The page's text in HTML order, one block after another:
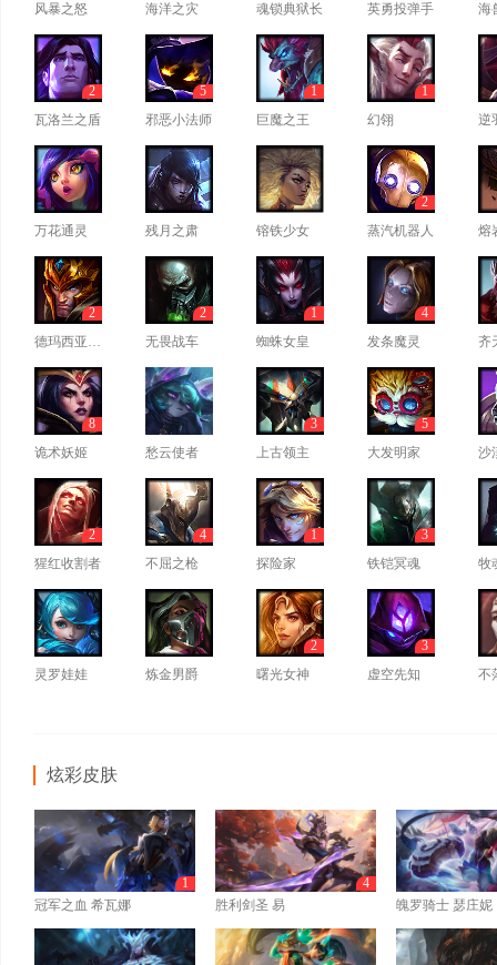
风暴之怒
海洋之灾
魂锁典狱长
英勇投弹手
海
瓦洛兰之盾
2
邪恶小法师
5
巨魔之王
1
幻翎
1
逆
万花通灵 残月之肃 镕铁少女 蒸汽机器人
2
熔
德玛西亚皇子
2
无畏战车
2
蜘蛛女皇
1
发条魔灵
4
齐
诡术妖姬
8
愁云使者
上古领主
3
大发明家
5
沙
猩红收割者
2
不屈之枪
4
探险家
1
铁铠冥魂
3
牧
灵罗娃娃 炼金男爵 曙光女神
2
虚空先知
3
不
炫彩皮肤
冠军之血 希瓦娜
1
胜利剑圣 易
4
魄罗骑士 瑟庄妮